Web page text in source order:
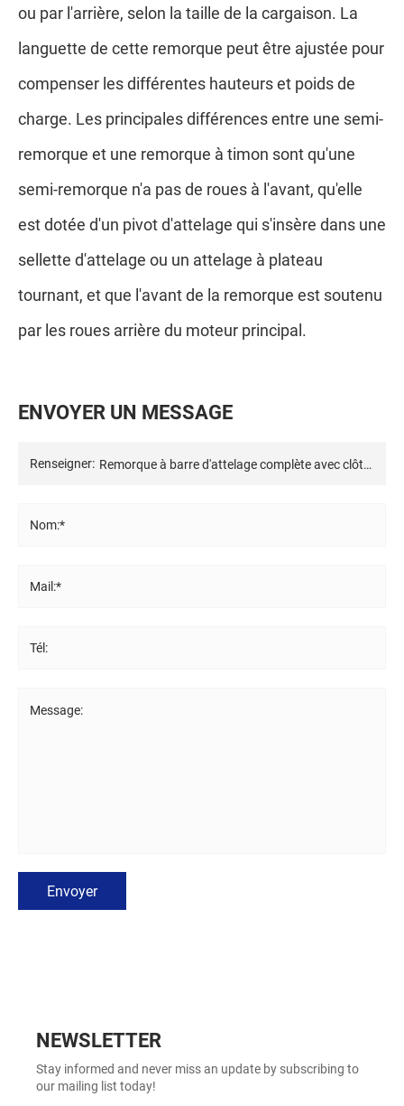
ou par l'arrière, selon la taille de la cargaison. La
languette de cette remorque peut être ajustée pour
compenser les différentes hauteurs et poids de
charge. Les principales différences entre une semi-
remorque et une remorque à timon sont qu'une
semi-remorque n'a pas de roues à l'avant, qu'elle
est dotée d'un pivot d'attelage qui s'insère dans une
sellette d'attelage ou un attelage à plateau
tournant, et que l'avant de la remorque est soutenu
par les roues arrière du moteur principal.
ENVOYER UN MESSAGE
Renseigner:
Nom:*
Mail:*
Tél:
Message:
Envoyer
NEWSLETTER
Stay informed and never miss an update by subscribing to
our mailing list today!